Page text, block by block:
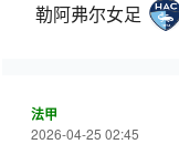
勒阿弗尔女足
法甲
2026-04-25 02:45